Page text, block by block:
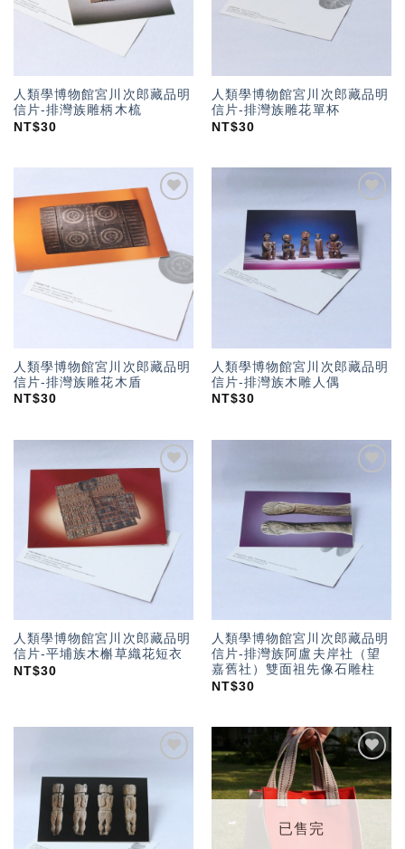
人類學博物館宮川次郎藏品明
信片-排灣族雕柄木梳
NT$30
人類學博物館宮川次郎藏品明
信片-排灣族雕花單杯
NT$30
望輕
單」
人類學博物館宮川次郎藏品明
信片-排灣族雕花木盾
NT$30
「願
人類學博物館宮川次郎藏品明
信片-排灣族木雕人偶
NT$30
加入
「願
望輕
單」
人類學博物館宮川次郎藏品明
信片-平埔族木槲草織花短衣
NT$30
人類學博物館宮川次郎藏品明
信片-排灣族阿盧夫岸社（望
嘉舊社）雙面祖先像石雕柱
NT$30
加入
「願
望輕
已售完